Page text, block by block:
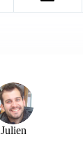
Julien